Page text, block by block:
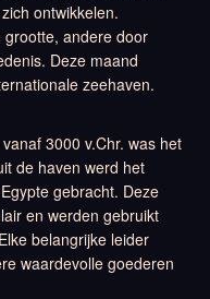
ontwikkelen.
andere door
Deze maand
zeehaven.
3000 v.Chr. was het
de haven werd het
gebracht. Deze
en werden gebruikt
belangrijke leider
waardevolle goederen